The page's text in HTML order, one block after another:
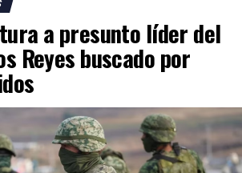
a presunto líder del
Reyes buscado por